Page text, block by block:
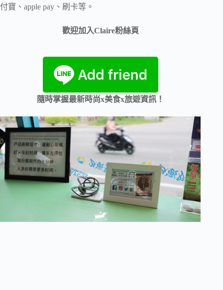
付寶、apple pay、刷卡等。
歡迎加入Claire粉絲頁
隨時掌握最新時尚x美食x旅遊資訊！